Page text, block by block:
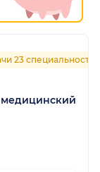
23 специальностей